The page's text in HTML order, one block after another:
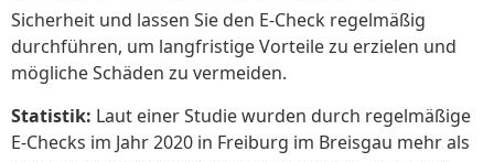
Sicherheit und lassen Sie den E-Check regelmäßig
durchführen, um langfristige Vorteile zu erzielen und
mögliche Schäden zu vermeiden.
Statistik: Laut einer Studie wurden durch regelmäßige
E-Checks im Jahr 2020 in Freiburg im Breisgau mehr als